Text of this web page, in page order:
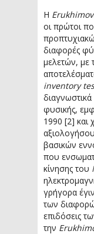
Η
οι πρώτοι
διαφορές
μελετών, με
inventory
φυσικής,
1990 [2] και
βασικών
που
κίνησης του
γρήγορα
των
επιδόσεις
την